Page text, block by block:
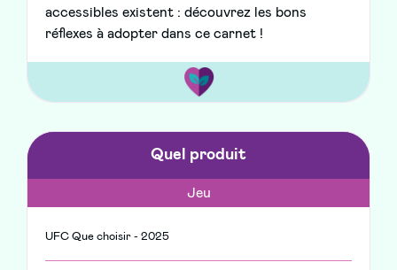
accessibles existent : découvrez les bons
réflexes à adopter dans ce carnet !
Quel produit
Jeu
UFC Que choisir - 2025